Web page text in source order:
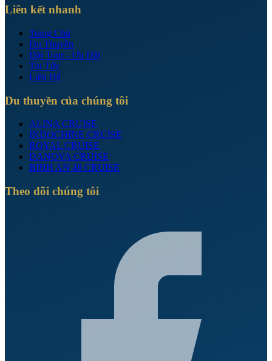
Liên kết nhanh
Trang Chủ
Du Thuyền
Đặt Tour - Ưu Đãi
Tin Tức
Liên Hệ
Du thuyền của chúng tôi
ALINA CRUISE
INDOCHINE CRUISE
ROYAL CRUISE
DANOVA CRUISE
BINH AN 48 CRUISE
Theo dõi chúng tôi